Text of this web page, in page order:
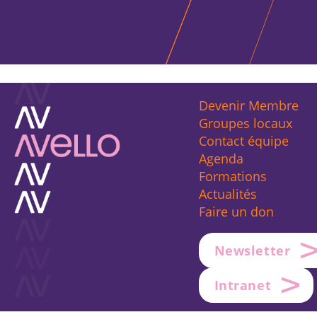
Devenir Membre
Groupes locaux
Contact équipe
Agenda
Formations
Actualités
Faire un don
Newsletter
Intranet